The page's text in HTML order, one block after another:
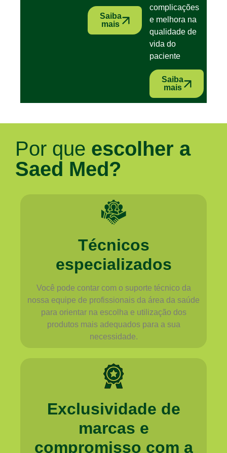
Saiba
mais
complicações
e melhora na
qualidade de
vida do
paciente
Saiba
mais
Por que escolher a
Saed Med?
Técnicos
especializados
Você pode contar com o suporte técnico da
nossa equipe de profissionais da área da saúde
para orientar na escolha e utilização dos
produtos mais adequados para a sua
necessidade.
Exclusividade de
marcas e
compromisso com a